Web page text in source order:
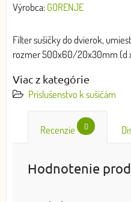
Výrobca:GORENJE
Filter sušičky do dvierok,
rozmer 500x60/20x30mm (d
Viac z kategórie
Príslušenstvo k sušičám
Recenzie 0
Hodnotenie